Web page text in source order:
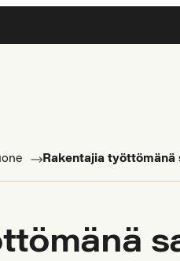
Rakentajia työttömänä